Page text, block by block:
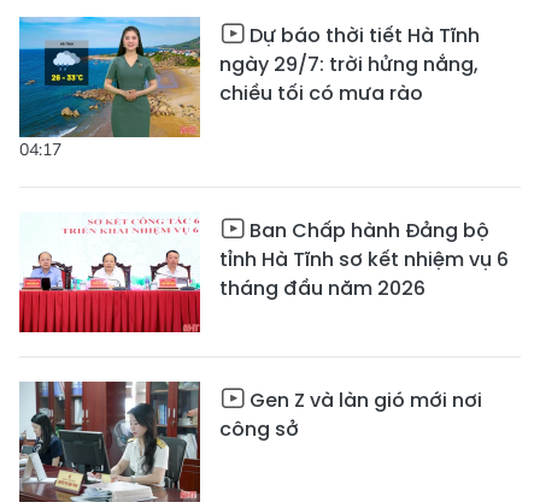
04:17
Dự báo thời tiết Hà Tĩnh
ngày 29/7: trời hửng nắng,
chiều tối có mưa rào
Ban Chấp hành Đảng bộ
tỉnh Hà Tĩnh sơ kết nhiệm vụ 6
tháng đầu năm 2026
Gen Z và làn gió mới nơi
công sở